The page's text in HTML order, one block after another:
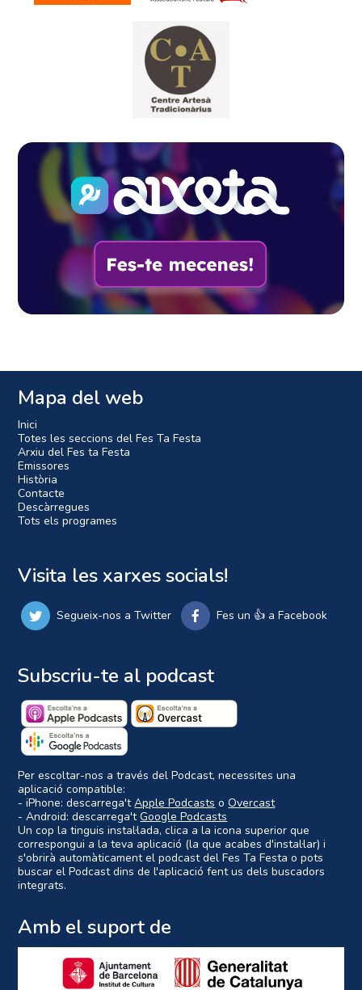
Mapa del web
Inici
Totes les seccions del Fes Ta Festa
Arxiu del Fes ta Festa
Emissores
Història
Contacte
Descàrregues
Tots els programes
Visita les xarxes socials!
Segueix-nos a Twitter Fes un 👍 a Facebook
Subscriu-te al podcast
Per escoltar-nos a través del Podcast, necessites una
aplicació compatible:
- iPhone: descarrega'tApple Podcasts oOvercast
- Android: descarrega'tGoogle Podcasts
Un cop la tinguis instal·lada, clica a la icona superior que
correspongui a la teva aplicació (la que acabes d'instal·lar) i
s'obrirà automàticament el podcast del Fes Ta Festa o pots
buscar el Podcast dins de l'aplicació fent us dels buscadors
integrats.
Amb el suport de